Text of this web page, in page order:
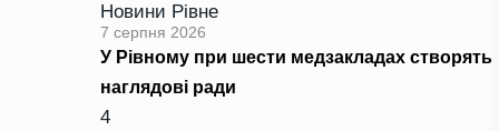
Новини Рівне
7 серпня 2026
У Рівному при шести медзакладах створять
наглядові ради
4